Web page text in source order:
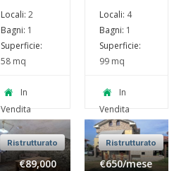
in
VENDITA
a due
passi dal
Locali: 2
Bagni: 1
Superficie:
58 mq
In
Vendita
SPAZI
INTERNI –
IN
VENDITA
1
Locali: 4
Bagni: 1
Superficie:
99 mq
In
Vendita
Ristrutturato
€89,000
Ristrutturato
€650/mese